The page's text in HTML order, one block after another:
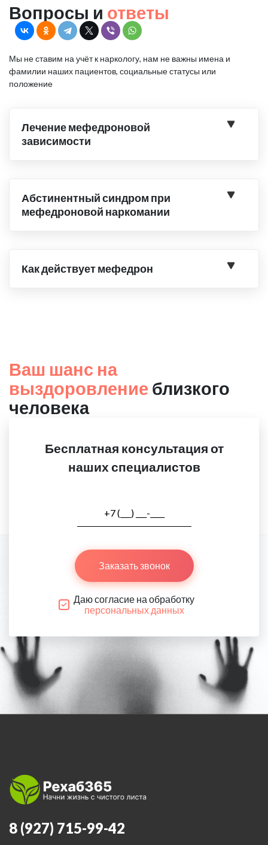
Вопросы и ответы
Мы не ставим на учёт к наркологу, нам не важны имена и
фамилии наших пациентов, социальные статусы или
положение
Лечение мефедроновой
зависимости
Абстинентный синдром при
мефедроновой наркомании
Как действует мефедрон
Ваш шанс на
выздоровление близкого
человека
Бесплатная консультация от
наших специалистов
Заказать звонок
Даю согласие на обработку
персональных данных
8 (927) 715-99-42